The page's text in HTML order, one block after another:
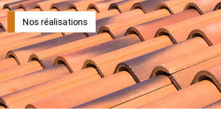
Nos réalisations